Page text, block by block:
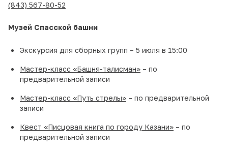
(843) 567-80-52
Музей Спасской башни
Экскурсия для сборных групп – 5 июля в 15:00
Мастер-класс «Башня-талисман» – по
предварительной записи
Мастер-класс «Путь стрелы» – по предварительной
записи
Квест «Писцовая книга по городу Казани» – по
предварительной записи